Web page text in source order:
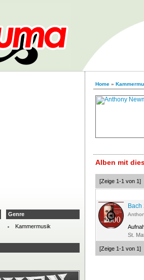
Home »
Alben mit
[Zeige 1-1 von 1]
Bach
St.
[Zeige 1-1 von 1]
Genre
Kammermusik